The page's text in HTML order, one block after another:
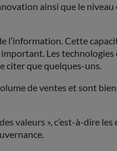
ainsi que le niveau
Cette
Les
citer que quelques-uns.
de ventes et sont
valeurs », c’est-à-dire